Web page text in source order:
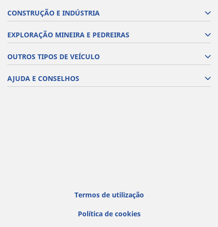
CONSTRUÇÃO E INDÚSTRIA
EXPLORAÇÃO MINEIRA E PEDREIRAS
OUTROS TIPOS DE VEÍCULO
AJUDA E CONSELHOS
Termos de utilização
Política de cookies